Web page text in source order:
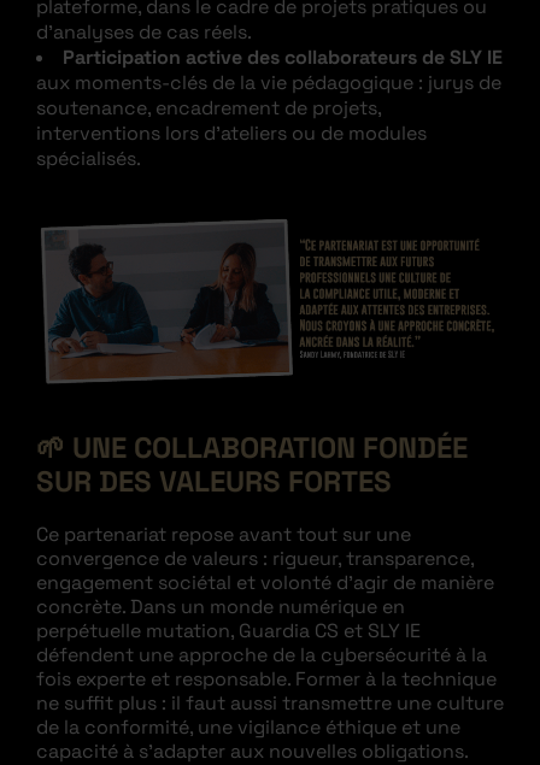
plateforme, dans le cadre de projets pratiques ou
d’analyses de cas réels.
Participation active des collaborateurs de SLY IE
aux moments-clés de la vie pédagogique : jurys de
soutenance, encadrement de projets,
interventions lors d’ateliers ou de modules
spécialisés.
🌱 UNE COLLABORATION FONDÉE
SUR DES VALEURS FORTES
Ce partenariat repose avant tout sur une
convergence de valeurs : rigueur, transparence,
engagement sociétal et volonté d’agir de manière
concrète. Dans un monde numérique en
perpétuelle mutation, Guardia CS et SLY IE
défendent une approche de la cybersécurité à la
fois experte et responsable. Former à la technique
ne suffit plus : il faut aussi transmettre une culture
de la conformité, une vigilance éthique et une
capacité à s’adapter aux nouvelles obligations.